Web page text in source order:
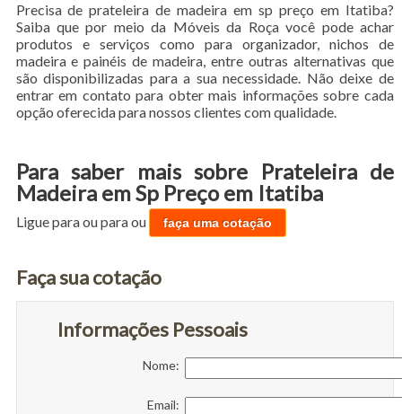
Precisa de prateleira de madeira em sp preço em Itatiba?
Saiba que por meio da Móveis da Roça você pode achar
produtos e serviços como para organizador, nichos de
madeira e painéis de madeira, entre outras alternativas que
são disponibilizadas para a sua necessidade. Não deixe de
entrar em contato para obter mais informações sobre cada
opção oferecida para nossos clientes com qualidade.
Para saber mais sobre Prateleira de
Madeira em Sp Preço em Itatiba
Ligue paraou paraou faça uma cotação
Faça sua cotação
Informações Pessoais
Nome:
Email: